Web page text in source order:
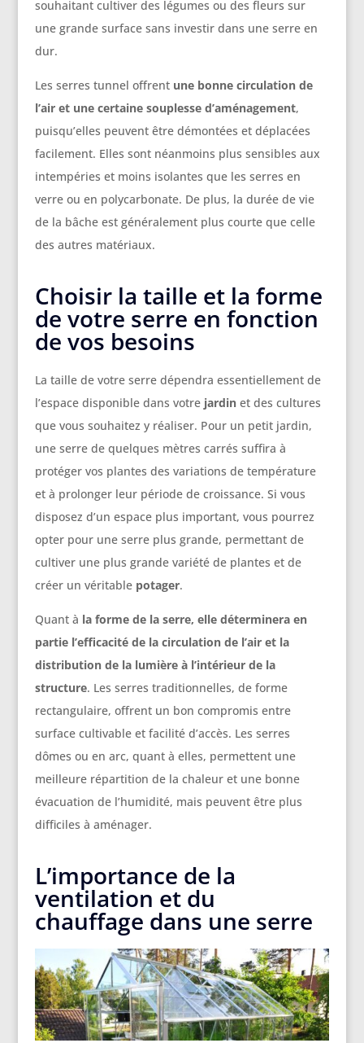
souhaitant cultiver des légumes ou des fleurs sur
une grande surface sans investir dans une serre en
dur.
Les serres tunnel offrent une bonne circulation de
l’air et une certaine souplesse d’aménagement,
puisqu’elles peuvent être démontées et déplacées
facilement. Elles sont néanmoins plus sensibles aux
intempéries et moins isolantes que les serres en
verre ou en polycarbonate. De plus, la durée de vie
de la bâche est généralement plus courte que celle
des autres matériaux.
Choisir la taille et la forme
de votre serre en fonction
de vos besoins
La taille de votre serre dépendra essentiellement de
l’espace disponible dans votre jardinet des cultures
que vous souhaitez y réaliser. Pour un petit jardin,
une serre de quelques mètres carrés suffira à
protéger vos plantes des variations de température
et à prolonger leur période de croissance. Si vous
disposez d’un espace plus important, vous pourrez
opter pour une serre plus grande, permettant de
cultiver une plus grande variété de plantes et de
créer un véritable potager.
Quant à la forme de la serre, elle déterminera en
partie l’efficacité de la circulation de l’air et la
distribution de la lumière à l’intérieur de la
structure. Les serres traditionnelles, de forme
rectangulaire, offrent un bon compromis entre
surface cultivable et facilité d’accès. Les serres
dômes ou en arc, quant à elles, permettent une
meilleure répartition de la chaleur et une bonne
évacuation de l’humidité, mais peuvent être plus
difficiles à aménager.
L’importance de la
ventilation et du
chauffage dans une serre